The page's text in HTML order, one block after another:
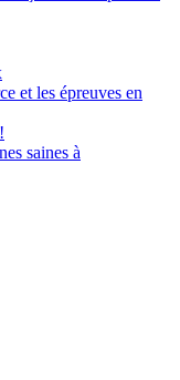
et les épreuves en
saines à